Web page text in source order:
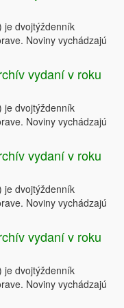
je dvojtýždenník
Noviny vychádzajú
vydaní v roku
je dvojtýždenník
Noviny vychádzajú
vydaní v roku
je dvojtýždenník
Noviny vychádzajú
vydaní v roku
je dvojtýždenník
Noviny vychádzajú